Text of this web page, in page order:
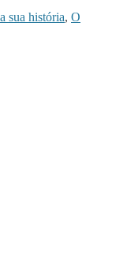
sua história, O